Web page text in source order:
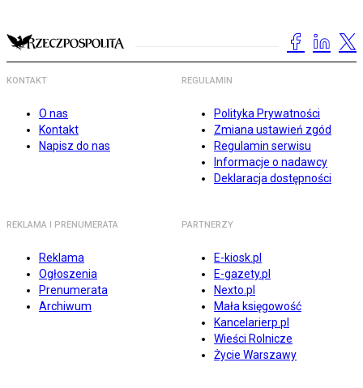
KONTAKT
O nas
Kontakt
Napisz do nas
REGULAMIN
Polityka Prywatności
Zmiana ustawień zgód
Regulamin serwisu
Informacje o nadawcy
Deklaracja dostępności
REKLAMA I PRENUMERATA
Reklama
Ogłoszenia
Prenumerata
Archiwum
PARTNERZY
E-kiosk.pl
E-gazety.pl
Nexto.pl
Mała księgowość
Kancelarierp.pl
Wieści Rolnicze
Życie Warszawy